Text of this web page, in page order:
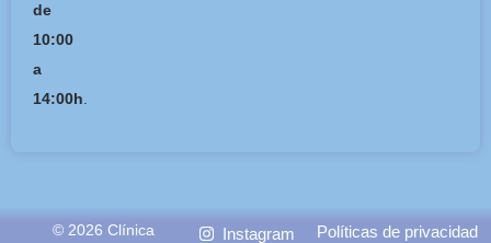
de
10:00
a
14:00h.
© 2026 Clínica Instagram Políticas de privacidad